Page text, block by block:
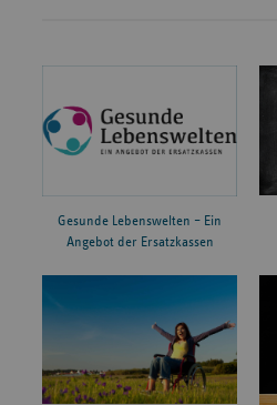
Gesunde Lebenswelten – Ein
Angebot der Ersatzkassen